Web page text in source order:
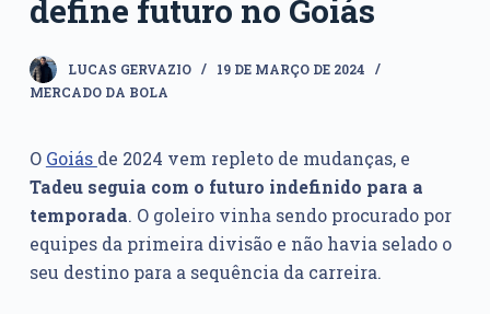
define futuro no Goiás
LUCAS GERVAZIO
19 DE MARÇO DE 2024
MERCADO DA BOLA
O Goiás de 2024 vem repleto de mudanças, e
Tadeu seguia com o futuro indefinido para a
temporada. O goleiro vinha sendo procurado por
equipes da primeira divisão e não havia selado o
seu destino para a sequência da carreira.